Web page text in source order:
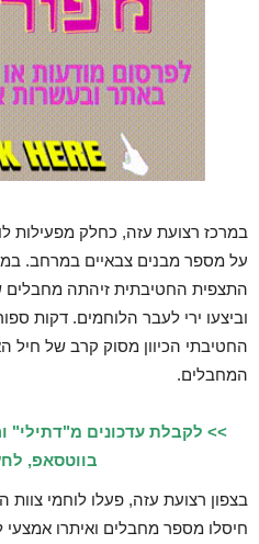
במרכז רצועת עזה, כחלק מפעילות
על מספר מבנים צבאיים במרחב.
התצפית החטיבתית זיהתה
וביצעו ירי לעבר הלוחמים. דקות
החטיבתי הכיוון מסוק קרב של חיל
המחבלים.
>> לקבלת עדכונים
בווטסאפ,
חיסלו מספר מחבלים ואיתרו